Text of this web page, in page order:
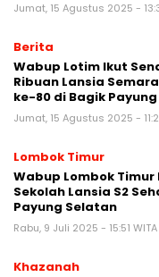
Jumat, 15 Agustus 2025 -
Berita
Wabup Lotim Ikut
Ribuan Lansia
ke-80 di Bagik
Jumat, 15 Agustus 2025 -
Lombok Timur
Wabup Lombok Timur
Sekolah Lansia S2
Payung Selatan
Rabu, 9 Juli 2025 - 15:51 WITA
Khazanah